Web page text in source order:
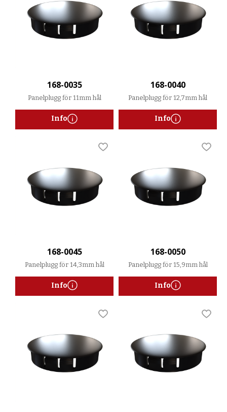
168-0035
Panelplugg för 11mm hål
Info
168-0040
Panelplugg för 12,7mm hål
Info
168-0045
Panelplugg för 14,3mm hål
Lägg till i favoriter
Info
168-0050
Panelplugg för 15,9mm hål
Info
Lägg till i favoriter